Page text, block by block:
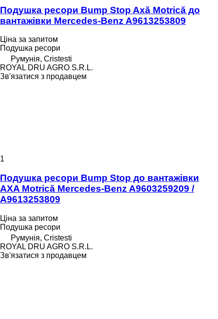
Подушка ресори Bump Stop Axă Motrică до
вантажівки Mercedes-Benz A9613253809
Ціна за запитом
Подушка ресори
Румунія, Cristesti
ROYAL DRU AGRO S.R.L.
Зв'язатися з продавцем
1
Подушка ресори Bump Stop до вантажівки
AXA Motrică Mercedes-Benz A9603259209 /
A9613253809
Ціна за запитом
Подушка ресори
Румунія, Cristesti
ROYAL DRU AGRO S.R.L.
Зв'язатися з продавцем